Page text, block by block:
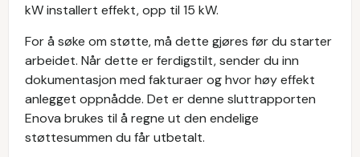
kW installert effekt, opp til 15 kW.
For å søke om støtte, må dette gjøres før du starter
arbeidet. Når dette er ferdigstilt, sender du inn
dokumentasjon med fakturaer og hvor høy effekt
anlegget oppnådde. Det er denne sluttrapporten
Enova brukes til å regne ut den endelige
støttesummen du får utbetalt.